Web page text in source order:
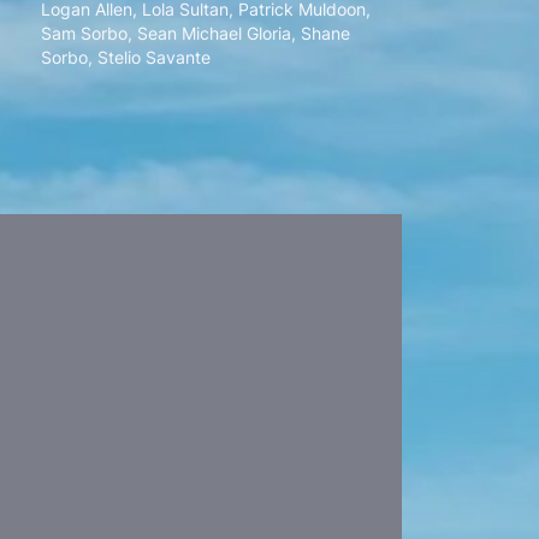
Logan Allen, Lola Sultan, Patrick Muldoon,
Sam Sorbo, Sean Michael Gloria, Shane
Sorbo, Stelio Savante